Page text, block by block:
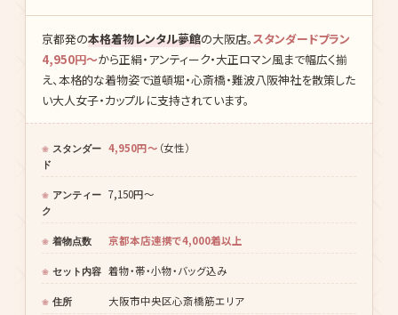
着物の種類 ★★★★★
なんば駅・心斎橋駅・道頓堀
からの近さ
★★★★★ 4.5
セット内容
着物・帯・小物・ヘアセット
★★★★★
Googleレビュー実評価 ★★★★
京都発の本格着物レンタル夢館
4,950円〜から正絹・アンティーク・大正ロマン風まで幅広く揃
え、本格的な着物姿で道頓堀・心斎橋・難波八阪神社を散策した
い大人女子・カップルに支持されています。
スタンダー
4,950円〜（女性）